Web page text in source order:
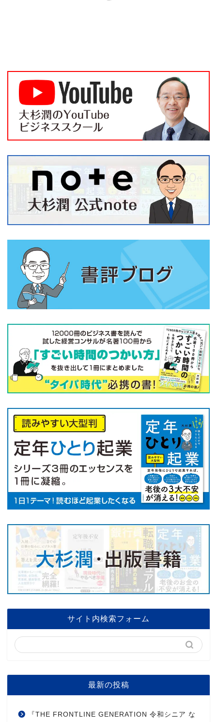
サイト内検索フォーム
最新の投稿
『THE FRONTLINE GENERATION 令和シニア な